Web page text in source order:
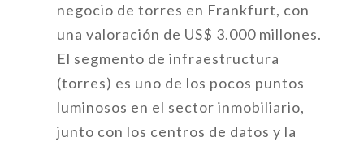
negocio de torres en Frankfurt, con
una valoración de US$ 3.000 millones.
El segmento de infraestructura
(torres) es uno de los pocos puntos
luminosos en el sector inmobiliario,
junto con los centros de datos y la